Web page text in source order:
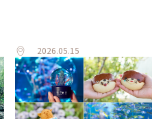
2026.05.15